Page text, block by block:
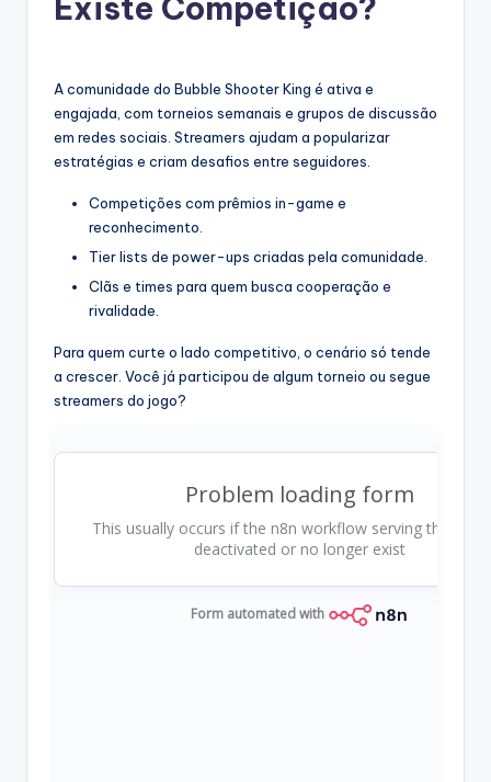
A comunidade do Bubble Shooter King é ativa e
engajada, com torneios semanais e grupos de discussão
em redes sociais. Streamers ajudam a popularizar
estratégias e criam desafios entre seguidores.
Competições com prêmios in-game e
reconhecimento.
Tier lists de power-ups criadas pela comunidade.
Clãs e times para quem busca cooperação e
rivalidade.
Para quem curte o lado competitivo, o cenário só tende
a crescer. Você já participou de algum torneio ou segue
streamers do jogo?